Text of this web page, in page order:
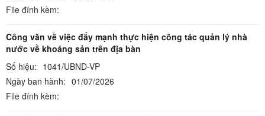
File đính kèm:
Công văn về việc đẩy mạnh thực hiện công tác quản lý nhà
nước về khoáng sản trên địa bàn
Số hiệu: 1041/UBND-VP
Ngày ban hành: 01/07/2026
File đính kèm: